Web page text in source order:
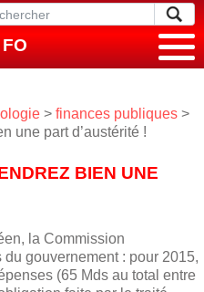
> finances publiques >
une part d’austérité !
BIEN UNE
la Commission
gouvernement : pour 2015,
(65 Mds au total entre